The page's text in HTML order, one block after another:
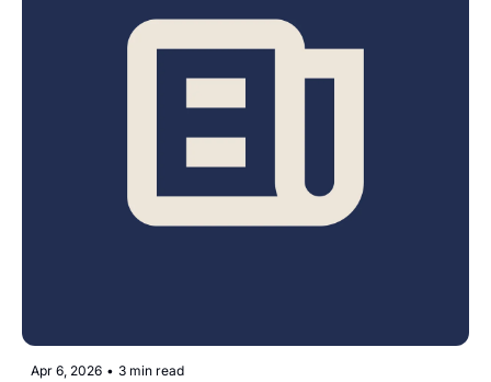
Apr 6, 2026 • 3 min read